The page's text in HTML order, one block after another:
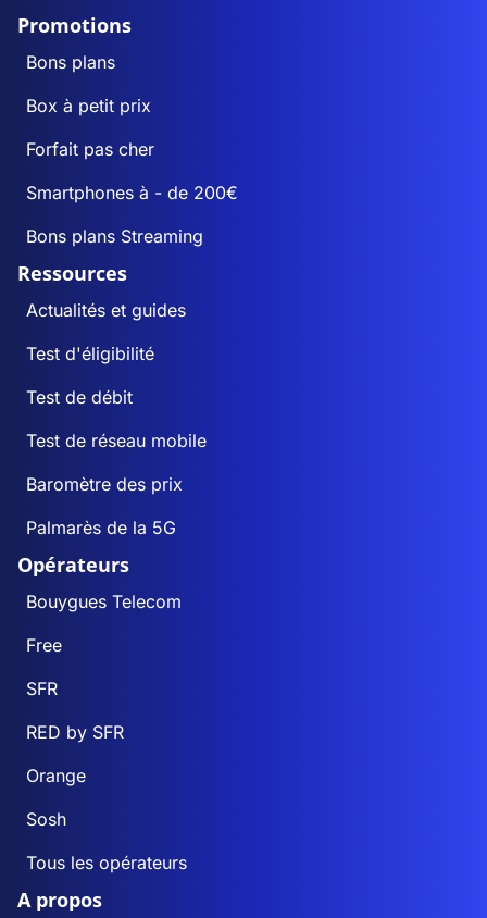
Promotions
Bons plans
Box à petit prix
Forfait pas cher
Smartphones à - de 200€
Bons plans Streaming
Ressources
Actualités et guides
Test d'éligibilité
Test de débit
Test de réseau mobile
Baromètre des prix
Palmarès de la 5G
Opérateurs
Bouygues Telecom
Free
SFR
RED by SFR
Orange
Sosh
Tous les opérateurs
A propos